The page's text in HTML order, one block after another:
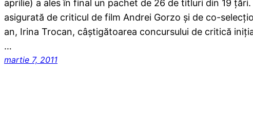
aprilie) a ales în final un pachet de 26 de titluri din 19
asigurată de criticul de film Andrei Gorzo şi de co-
an, Irina Trocan, câştigătoarea concursului de critică
…
martie 7, 2011